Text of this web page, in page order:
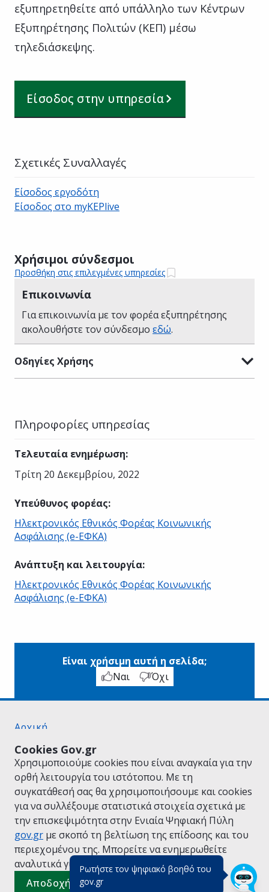
Ρωτήστε τον ψηφιακό βοηθό του
gov.gr(πάτησε για κλείσιμο)
Cookies Gov.gr
Χρησιμοποιούμε cookies που είναι αναγκαία για την
ορθή λειτουργία του ιστότοπου. Με τη
συγκατάθεσή σας θα χρησιμοποιήσουμε και cookies
για να συλλέξουμε στατιστικά στοιχεία σχετικά με
την επισκεψιμότητα στην Ενιαία Ψηφιακή Πύλη
gov.gr με σκοπό τη βελτίωση της επίδοσης και του
περιεχομένου της. Μπορείτε να ενημερωθείτε
αναλυτικά για την Πολιτική Cookies.
Αποδοχή όλων
εξυπηρετηθείτε από υπάλληλο των Κέντρων
Εξυπηρέτησης Πολιτών (ΚΕΠ) μέσω
τηλεδιάσκεψης.
Είσοδος στην υπηρεσία
Χρήσιμοι σύνδεσμοι
Προσθήκη στις επιλεγμένες υπηρεσίες
Επικοινωνία
Για επικοινωνία με τον φορέα εξυπηρέτησης
ακολουθήστε τον σύνδεσμο εδώ.
Οδηγίες Χρήσης
Σχετικές Συναλλαγές
Είσοδος εργοδότη
Είσοδος στο myKEPlive
Πληροφορίες υπηρεσίας
Τελευταία ενημέρωση:
Τρίτη 20 Δεκεμβρίου, 2022
Υπεύθυνος φορέας:
Ηλεκτρονικός Εθνικός Φορέας Κοινωνικής
Ασφάλισης (e-ΕΦΚΑ)
Ανάπτυξη και λειτουργία:
Ηλεκτρονικός Εθνικός Φορέας Κοινωνικής
Ασφάλισης (e-ΕΦΚΑ)
Είναι χρήσιμη αυτή η σελίδα;
Ναι
Όχι
Αρχική
Όροι Χρήσης
Πολιτική Απορρήτου
Δήλωση προσβασιμότητας
Πολιτική cookies
Προτάσεις για το gov.gr
Υλοποίηση από το Υπουργείο Ψηφιακής
Διακυβέρνησης
Ελληνικά |Αγγλικά